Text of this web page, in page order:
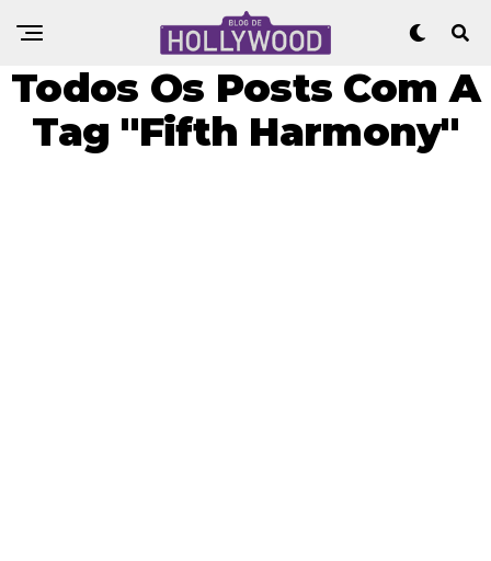
Todos Os Posts Com A
Tag "Fifth Harmony"